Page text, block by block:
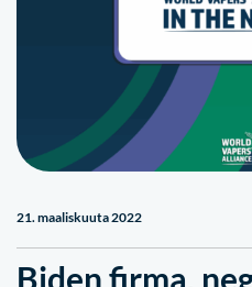
21. maaliskuuta 2022
Biden firma,